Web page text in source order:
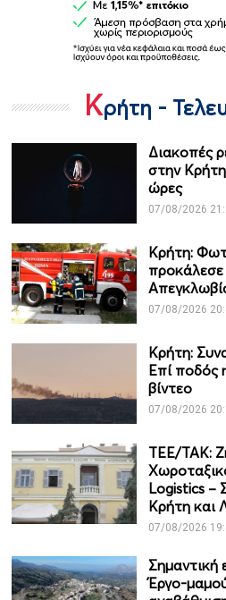
Κρήτη -
Διακοπές
στην Κρήτη
ώρες
07/08/2026
Κρήτη:
07/08/2026
Κρήτη:
Επί ποδός
βίντεο
07/08/2026
ΤΕΕ/ΤΑΚ:
Logistics –
Κρήτη και
07/08/2026
Σημαντική
Έργο-